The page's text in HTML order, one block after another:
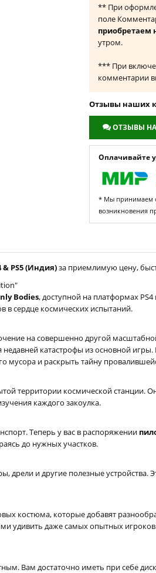
** При
поле
приобретаем
утром.
*** При
комментарии
Отзывы наших
ОТЗЫВЫ
Оплачивайте
* Мы принимаем
возникновения
& PS5 (Индия)за приемлимую цену,
Bodies, доступной на платформах
в сердце космических испытаний.
на совершенно другой
недавней катастрофы из основной
мусора и раскрыть тайну
территории космической станции.
каждого закоулка.
Теперь у вас в распоряжении
до нужных участков.
дрели и другие полезные
костюма, которые добавят
даже самых опытных
Вам достаточно иметь при себе